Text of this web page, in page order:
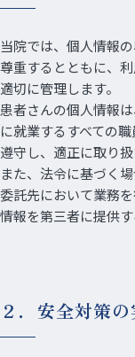
当院では、個人情報
尊重するとともに、
適切に管理します。
患者さんの個人情報
に就業するすべての
遵守し、適正に取り扱
また、法令に基づく
委託先において業務
情報を第三者に提供
２．安全対策